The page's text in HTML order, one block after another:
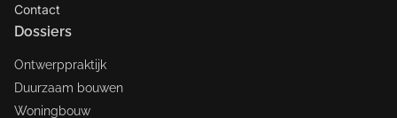
Contact
Dossiers
Ontwerppraktijk
Duurzaam bouwen
Woningbouw